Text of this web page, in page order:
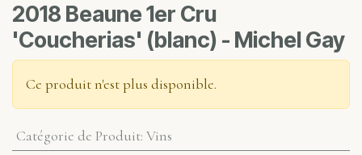
2018 Beaune 1er Cru
'Coucherias' (blanc) - Michel Gay
Ce produit n'est plus disponible.
Catégorie de Produit: Vins